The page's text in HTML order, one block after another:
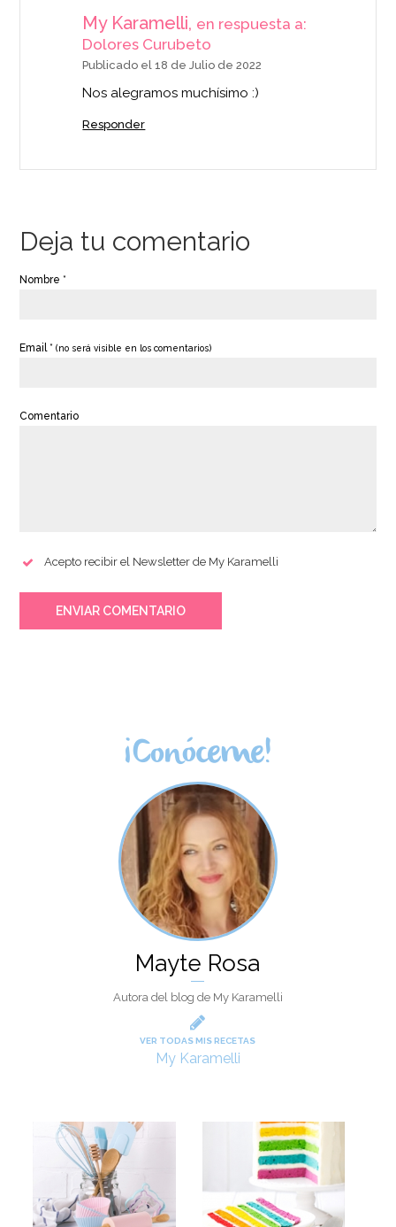
My Karamelli, en respuesta a:
Dolores Curubeto
Publicado el 18 de Julio de 2022
Nos alegramos muchísimo :)
Responder
Deja tu comentario
Nombre *
Email *(no será visible en los comentarios)
Comentario
Acepto recibir el Newsletter de My Karamelli
ENVIAR COMENTARIO
¡Conóceme!
Mayte Rosa
Autora del blog de My Karamelli
VER TODAS MIS RECETAS
My Karamelli